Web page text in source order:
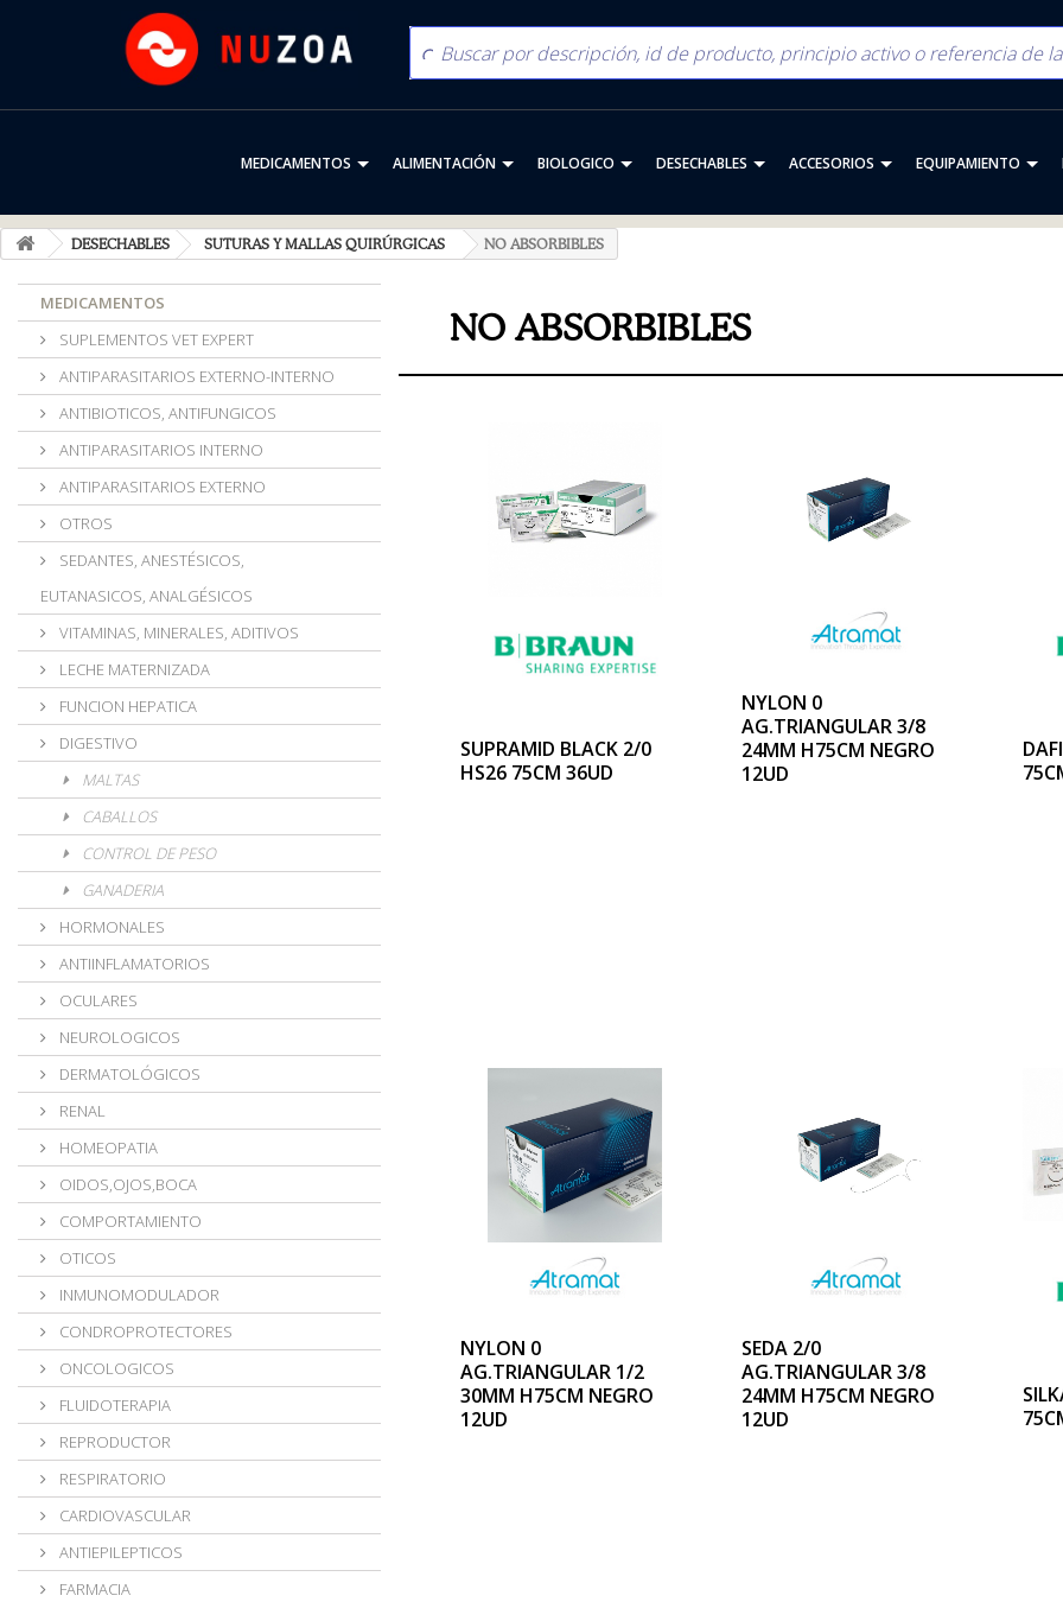
MEDICAMENTOS ALIMENTACIÓN BIOLOGICO DESECHABLES ACCESORIOS EQUIPAMIENTO
DESECHABLES SUTURAS Y MALLAS QUIRÚRGICAS NO ABSORBIBLES
MEDICAMENTOS
SUPLEMENTOS VET EXPERT
ANTIPARASITARIOS EXTERNO-INTERNO
ANTIBIOTICOS, ANTIFUNGICOS
ANTIPARASITARIOS INTERNO
ANTIPARASITARIOS EXTERNO
OTROS
SEDANTES, ANESTÉSICOS,
EUTANASICOS, ANALGÉSICOS
VITAMINAS, MINERALES, ADITIVOS
LECHE MATERNIZADA
FUNCION HEPATICA
DIGESTIVO
MALTAS
CABALLOS
CONTROL DE PESO
GANADERIA
HORMONALES
ANTIINFLAMATORIOS
OCULARES
NEUROLOGICOS
DERMATOLÓGICOS
RENAL
HOMEOPATIA
OIDOS,OJOS,BOCA
COMPORTAMIENTO
OTICOS
INMUNOMODULADOR
CONDROPROTECTORES
ONCOLOGICOS
FLUIDOTERAPIA
REPRODUCTOR
RESPIRATORIO
CARDIOVASCULAR
ANTIEPILEPTICOS
FARMACIA
NO ABSORBIBLES
SUPRAMID BLACK 2/0
HS26 75CM 36UD
NYLON 0
AG.TRIANGULAR 3/8
24MM H75CM NEGRO
12UD
NYLON 0
AG.TRIANGULAR 1/2
30MM H75CM NEGRO
12UD
SEDA 2/0
AG.TRIANGULAR 3/8
24MM H75CM NEGRO
12UD